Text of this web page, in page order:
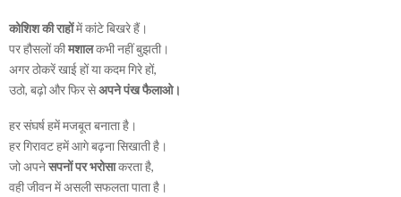
कोशिश की राहोंमें कांटे बिखरे हैं।
पर हौसलों कीमशालकभी नहीं बुझती।
अगर ठोकरें खाई हों या कदम गिरे हों,
उठो, बढ़ो और फिर सेअपने पंख फैलाओ।
हर संघर्ष हमें मजबूत बनाता है।
हर गिरावट हमें आगे बढ़ना सिखाती है।
जो अपनेसपनों पर भरोसाकरता है,
वही जीवन में असली सफलता पाता है।